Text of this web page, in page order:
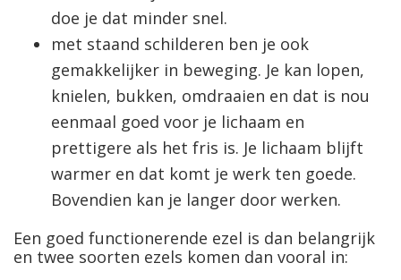
doe je dat minder snel.
met staand schilderen ben je ook
gemakkelijker in beweging. Je kan lopen,
knielen, bukken, omdraaien en dat is nou
eenmaal goed voor je lichaam en
prettigere als het fris is. Je lichaam blijft
warmer en dat komt je werk ten goede.
Bovendien kan je langer door werken.
Een goed functionerende ezel is dan belangrijk
en twee soorten ezels komen dan vooral in: